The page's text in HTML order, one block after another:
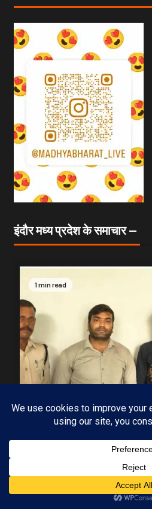
इंदौर मध्य प्रदेश के समाचार —
1 min read
पुलिस की बड़ी कार्रवाई 5 सौ के